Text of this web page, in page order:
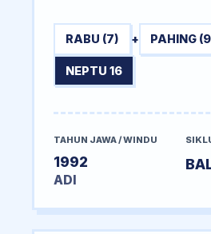
RABU (7) + PAHING
NEPTU 16
TAHUN JAWA / WINDU
1992
ADI